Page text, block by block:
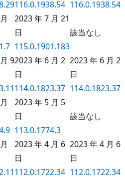
116.0.1938.54 116.0.1938.54
2023 年 7 月 21
日
115.0.1901.183
該当なし
92023 年 6 月 2
日
114.0.1823.37
2023 年 6 月 2
日
114.0.1823.37
2023 年 5 月 5
日
113.0.1774.3
該当なし
2023 年 4 月 6
日
112.0.1722.34
2023 年 4 月 6
日
112.0.1722.34